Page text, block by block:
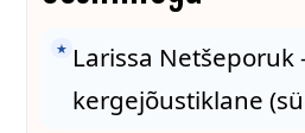
★ Larissa Netšeporuk
kergejõustiklane